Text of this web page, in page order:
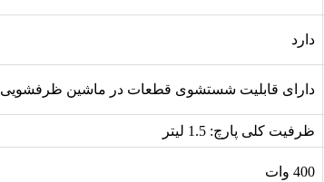
دارد
دارای قابلیت شستشوی قطعات در ماشین ظرفشویی
ظرفیت کلی پارچ: 1.5 لیتر
400 وات